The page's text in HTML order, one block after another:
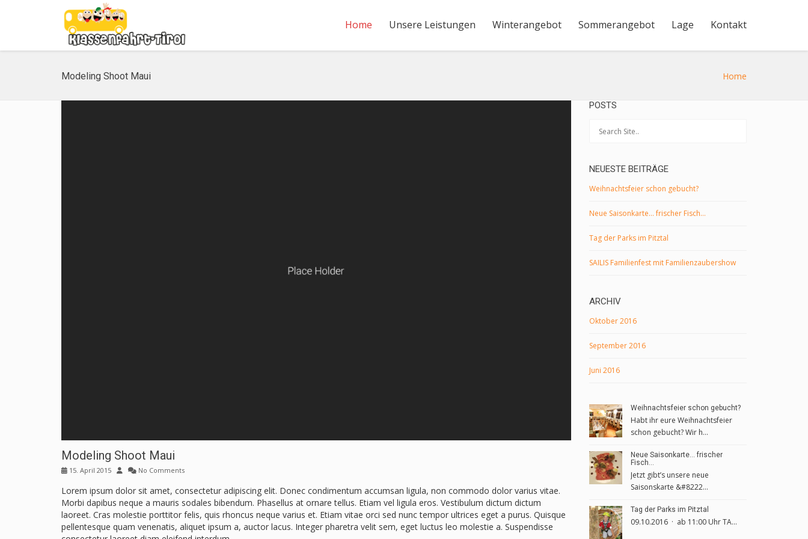
Home Unsere Leistungen Winterangebot Sommerangebot Lage Kontakt
Modeling Shoot Maui Home
Modeling Shoot Maui
15. April 2015 No Comments
Lorem ipsum dolor sit amet, consectetur adipiscing elit. Donec condimentum accumsan ligula, non commodo dolor varius vitae.
Morbi dapibus neque a mauris sodales bibendum. Phasellus at ornare tellus. Etiam vel ligula eros. Vestibulum dictum dictum
laoreet. Cras molestie porttitor felis, quis rhoncus neque varius et. Etiam vitae orci sed nunc tempor ultrices eget a purus. Quisque
pellentesque quam venenatis, aliquet ipsum a, auctor lacus. Integer pharetra velit sem, eget luctus leo molestie a. Suspendisse
POSTS
NEUESTE BEITRÄGE
Weihnachtsfeier schon gebucht?
Neue Saisonkarte… frischer Fisch…
Tag der Parks im Pitztal
SAILIS Familienfest mit Familienzaubershow
ARCHIV
Oktober 2016
September 2016
Juni 2016
Weihnachtsfeier schon gebucht?
Habt ihr eure Weihnachtsfeier
schon gebucht? Wir h...
Neue Saisonkarte… frischer
Fisch…
Jetzt gibt’s unsere neue
Saisonskarte &#8222...
Tag der Parks im Pitztal
09.10.2016 · ab 11:00 Uhr TA...